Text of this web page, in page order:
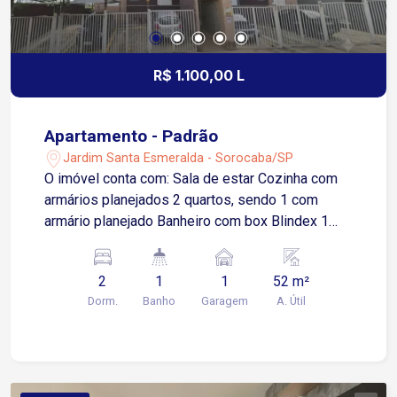
R$ 1.100,00 L
Apartamento - Padrão
Jardim Santa Esmeralda - Sorocaba/SP
O imóvel conta com: Sala de estar Cozinha com
armários planejados 2 quartos, sendo 1 com
armário planejado Banheiro com box Blindex 1
Jardim Santa Esmeralda, região com ampla oferta
de comércio, serviços e facilidades para o dia a
facilitando o acesso a lojas, restaurantes,
2
Dorm.
1
Banho
1
Garagem
52 m²
A. Útil